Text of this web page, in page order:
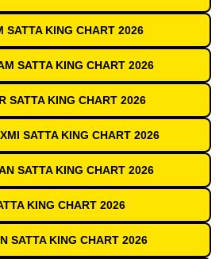
SATTA KING CHART 2026
SATTA KING CHART 2026
SATTA KING CHART 2026
SATTA KING CHART 2026
SATTA KING CHART 2026
KING CHART 2026
SATTA KING CHART 2026